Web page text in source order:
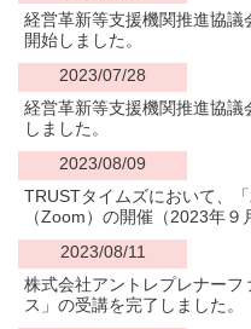
経営革新等支援機関推進協
開始しました。
2023/07/28
経営革新等支援機関推進協
しました。
2023/08/09
TRUSTタイムズにおいて、
（Zoom）の開催（2023年９
2023/08/11
株式会社アントレプレナーフ
ス」の受講を完了しました。